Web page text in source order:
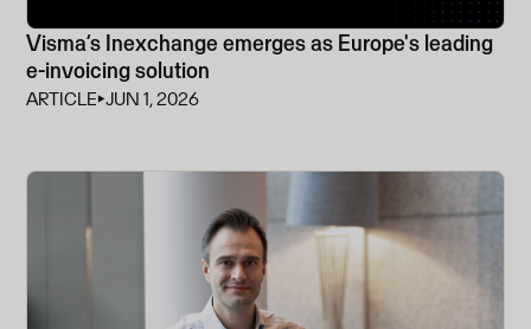
Visma’s Inexchange emerges as Europe's leading
e-invoicing solution
ARTICLE⏵JUN 1, 2026